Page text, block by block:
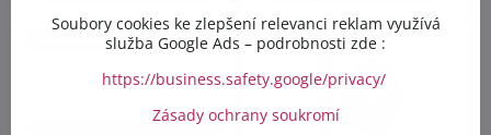
NA OBJEDNÁVKU
Soubory cookies ke zlepšení relevanci reklam využívá
služba Google Ads – podrobnosti zde :
https://business.safety.google/privacy/
Zásady ochrany soukromí